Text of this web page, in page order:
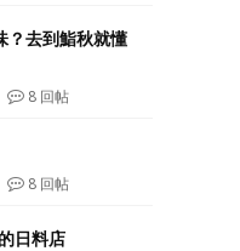
？去到鮨秋就懂
8 回帖
8 回帖
日料店